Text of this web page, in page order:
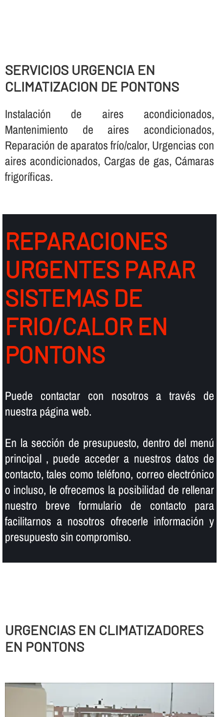
SERVICIOS URGENCIA EN
CLIMATIZACION DE PONTONS
Instalación de aires acondicionados,
Mantenimiento de aires acondicionados,
Reparación de aparatos frí­o/calor, Urgencias con
aires acondicionados, Cargas de gas, Cámaras
frigorí­ficas.
REPARACIONES
URGENTES PARAR
SISTEMAS DE
FRIO/CALOR EN
PONTONS
Puede contactar con nosotros a través de
nuestra página web.
En la sección de presupuesto, dentro del menú
principal , puede acceder a nuestros datos de
contacto, tales como teléfono, correo electrónico
o incluso, le ofrecemos la posibilidad de rellenar
nuestro breve formulario de contacto para
facilitarnos a nosotros ofrecerle información y
presupuesto sin compromiso.
URGENCIAS EN CLIMATIZADORES
EN PONTONS